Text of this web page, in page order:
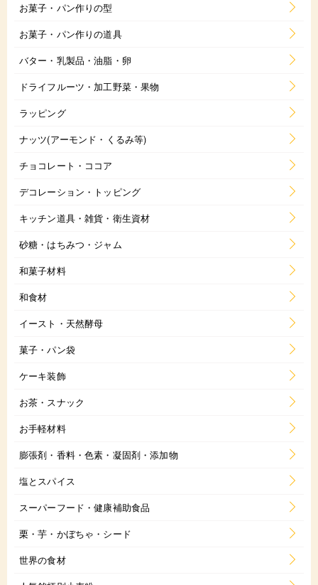
お菓子・パン作りの型
お菓子・パン作りの道具
バター・乳製品・油脂・卵
ドライフルーツ・加工野菜・果物
ラッピング
ナッツ(アーモンド・くるみ等)
チョコレート・ココア
デコレーション・トッピング
キッチン道具・雑貨・衛生資材
砂糖・はちみつ・ジャム
和菓子材料
和食材
イースト・天然酵母
菓子・パン袋
ケーキ装飾
お茶・スナック
お手軽材料
膨張剤・香料・色素・凝固剤・添加物
塩とスパイス
スーパーフード・健康補助食品
栗・芋・かぼちゃ・シード
世界の食材